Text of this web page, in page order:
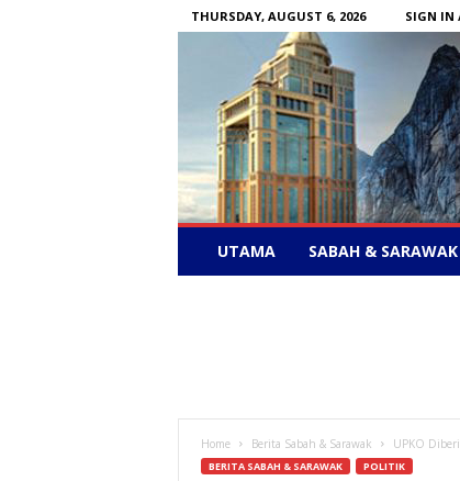
THURSDAY, AUGUST 6, 2026 SIGN IN
–
UTAMA SABAH & SARAWAK
Home Berita Sabah & Sarawak UPKO
BERITA SABAH & SARAWAK POLITIK